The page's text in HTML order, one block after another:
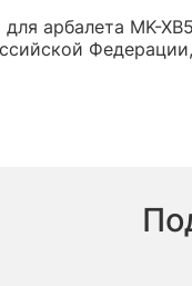
арбалета MK-